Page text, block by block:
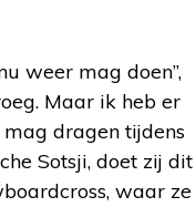
weer mag doen”,
Maar ik heb er
dragen tijdens
Sotsji, doet zij dit
waar ze